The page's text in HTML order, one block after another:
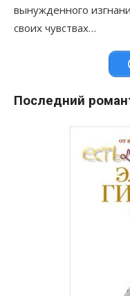
вынужденного
своих чувствах…
Последний